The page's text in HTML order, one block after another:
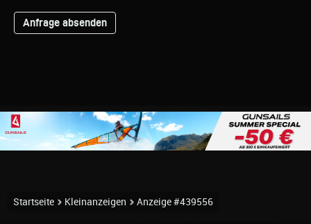
Startseite Kleinanzeigen Anzeige #439556